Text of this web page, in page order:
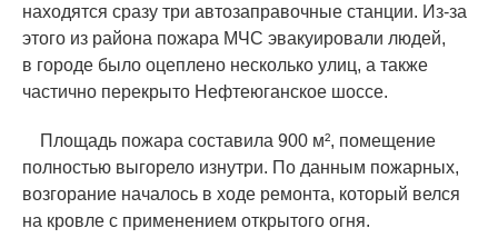
находятся сразу три автозаправочные станции. Из-за
этого из района пожара МЧС эвакуировали людей,
в городе было оцеплено несколько улиц, а также
частично перекрыто Нефтеюганское шоссе.
Площадь пожара составила 900 м², помещение
полностью выгорело изнутри. По данным пожарных,
возгорание началось в ходе ремонта, который велся
на кровле с применением открытого огня.